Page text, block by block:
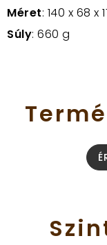
Méret: 140 x 68 x
Súly: 660 g